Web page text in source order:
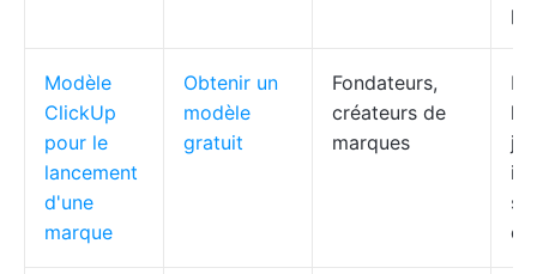
Modèle
ClickUp
pour le
lancement
d'une
marque
Obtenir un
modèle
gratuit
Fondateurs,
créateurs de
marques